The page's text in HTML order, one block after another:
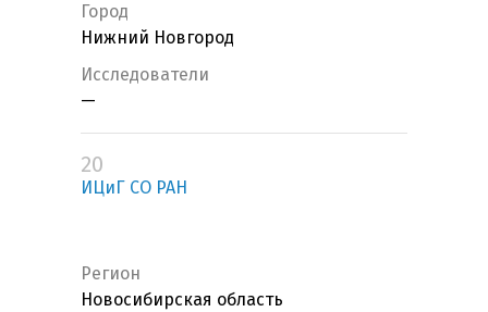
Город
Нижний Новгород
Исследователи
—
20
ИЦиГ СО РАН
Регион
Новосибирская область